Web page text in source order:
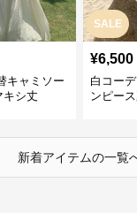
キャミソー
キシ丈
SALE
¥6,500
白コー
ンピー
新着アイテムの一覧